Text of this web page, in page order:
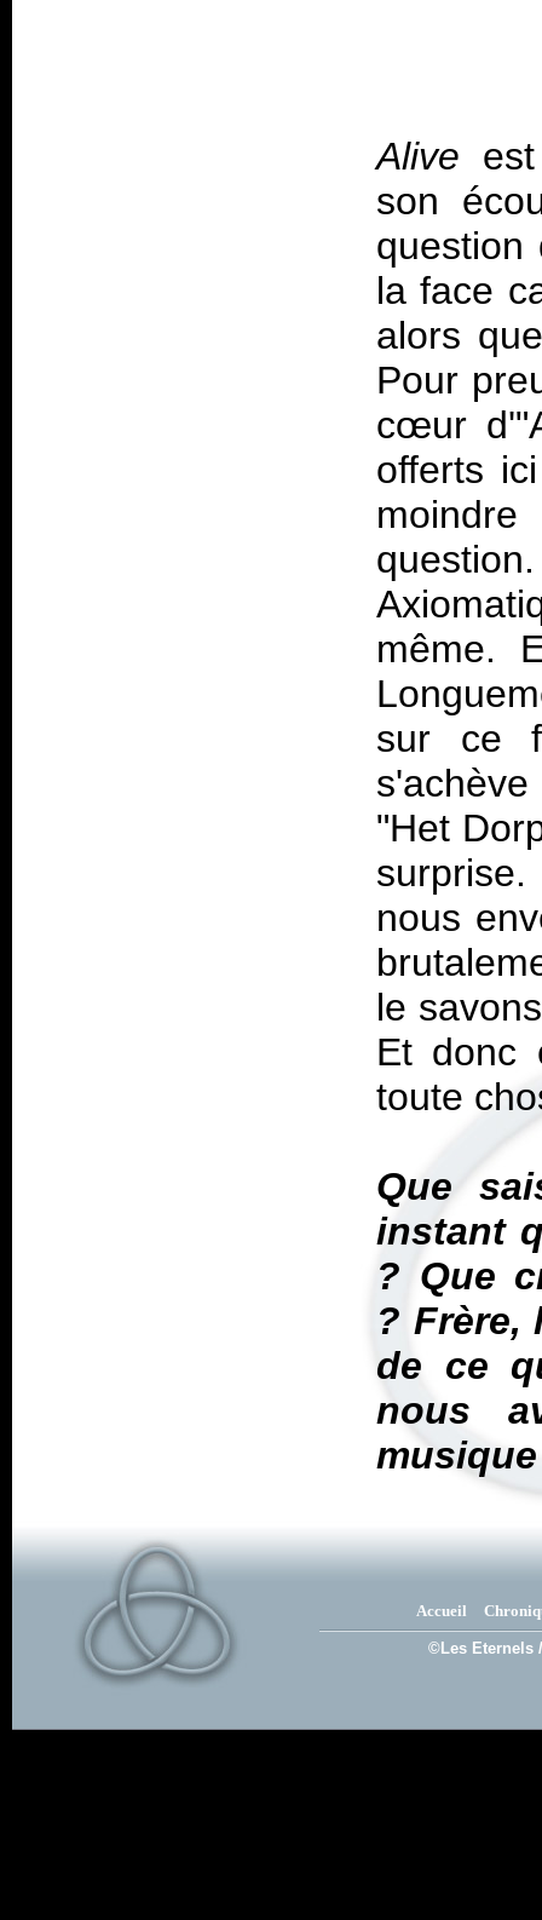
Alive
son
question
la face
alors
Pour
cœur
offerts
même.
sur ce
"Het
nous
le
Et donc
toute
Que
instant
? Que
? Frère,
de ce
nous
Accueil
©Les Eternels